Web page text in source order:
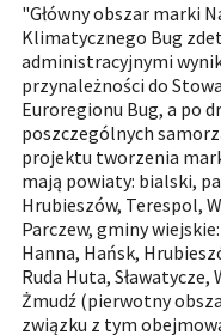
"Główny obszar marki
Klimatycznego Bug
administracyjnymi
przynależności do
Euroregionu Bug, a po
poszczególnych
projektu tworzenia
mają powiaty: bialski,
Hrubieszów, Terespol,
Parczew, gminy
Hanna, Hańsk,
Ruda Huta, Sławatycze,
Żmudź (pierwotny
związku z tym